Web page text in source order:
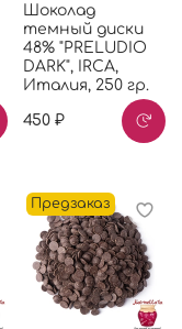
Шоколад
темный диски
48% "PRELUDIO
DARK", IRCA,
Италия, 250 гр.
450 ₽
Предзаказ